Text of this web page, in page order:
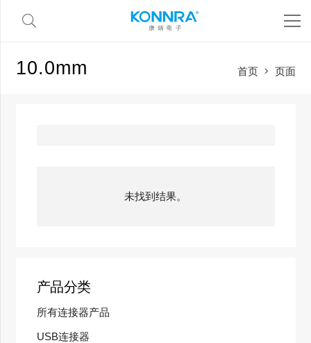
10.0mm 首页 页面
未找到结果。
产品分类
所有连接器产品
USB连接器